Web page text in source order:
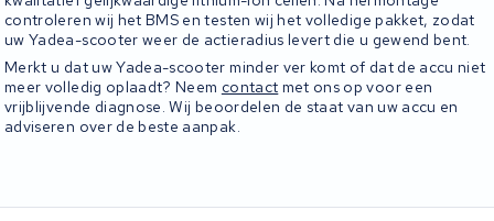
controleren wij het BMS en testen wij het volledige pakket, zodat
uw Yadea-scooter weer de actieradius levert die u gewend bent.
Merkt u dat uw Yadea-scooter minder ver komt of dat de accu niet
meer volledig oplaadt? Neem contact met ons op voor een
vrijblijvende diagnose. Wij beoordelen de staat van uw accu en
adviseren over de beste aanpak.